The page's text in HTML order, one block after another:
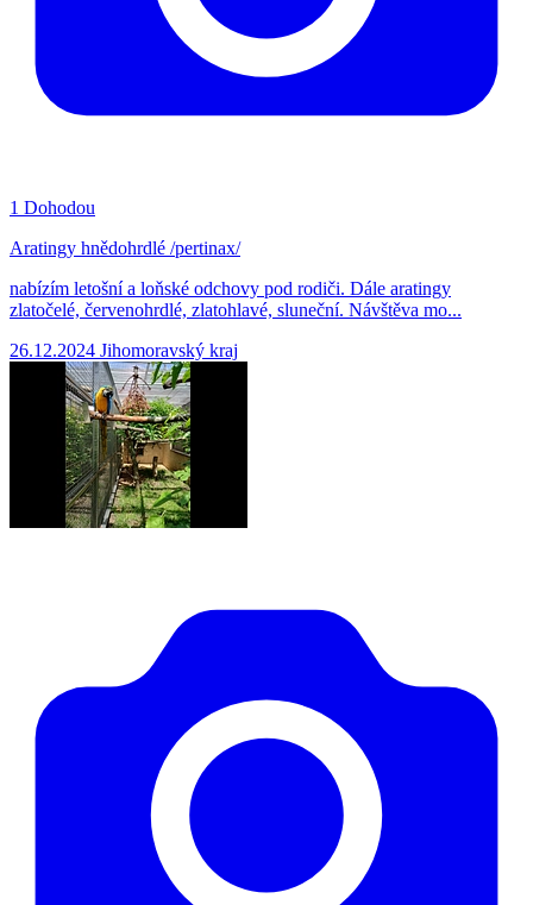
1 Dohodou
Aratingy hnědohrdlé /pertinax/
nabízím letošní a loňské odchovy pod rodiči. Dále aratingy
zlatočelé, červenohrdlé, zlatohlavé, sluneční. Návštěva mo...
26.12.2024 Jihomoravský kraj